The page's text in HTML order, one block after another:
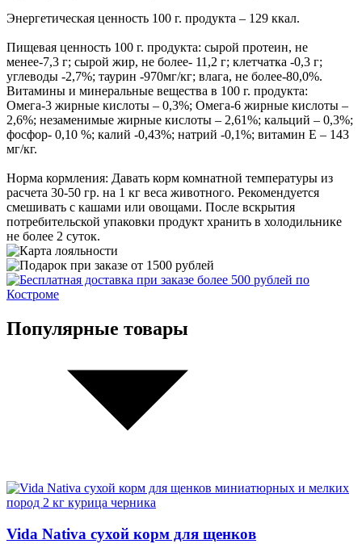
Энергетическая ценность 100 г. продукта – 129 ккал.
Пищевая ценность 100 г. продукта: сырой протеин, не
менее-7,3 г; сырой жир, не более- 11,2 г; клетчатка -0,3 г;
углеводы -2,7%; таурин -970мг/кг; влага, не более-80,0%.
Витамины и минеральные вещества в 100 г. продукта:
Омега-3 жирные кислоты – 0,3%; Омега-6 жирные кислоты –
2,6%; незаменимые жирные кислоты – 2,61%; кальций – 0,3%;
фосфор- 0,10 %; калий -0,43%; натрий -0,1%; витамин Е – 143
мг/кг.
Норма кормления: Давать корм комнатной температуры из
расчета 30-50 гр. на 1 кг веса животного. Рекомендуется
смешивать с кашами или овощами. После вскрытия
потребительской упаковки продукт хранить в холодильнике
не более 2 суток.
Популярные товары
Vida Nativa сухой корм для щенков